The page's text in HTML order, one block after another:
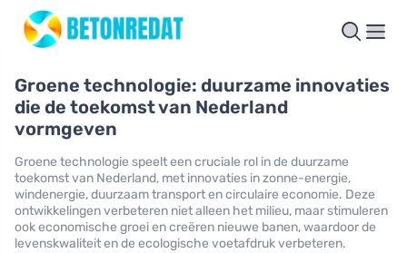
Groene technologie: duurzame innovaties
die de toekomst van Nederland
vormgeven
Groene technologie speelt een cruciale rol in de duurzame
toekomst van Nederland, met innovaties in zonne-energie,
windenergie, duurzaam transport en circulaire economie. Deze
ontwikkelingen verbeteren niet alleen het milieu, maar stimuleren
ook economische groei en creëren nieuwe banen, waardoor de
levenskwaliteit en de ecologische voetafdruk verbeteren.